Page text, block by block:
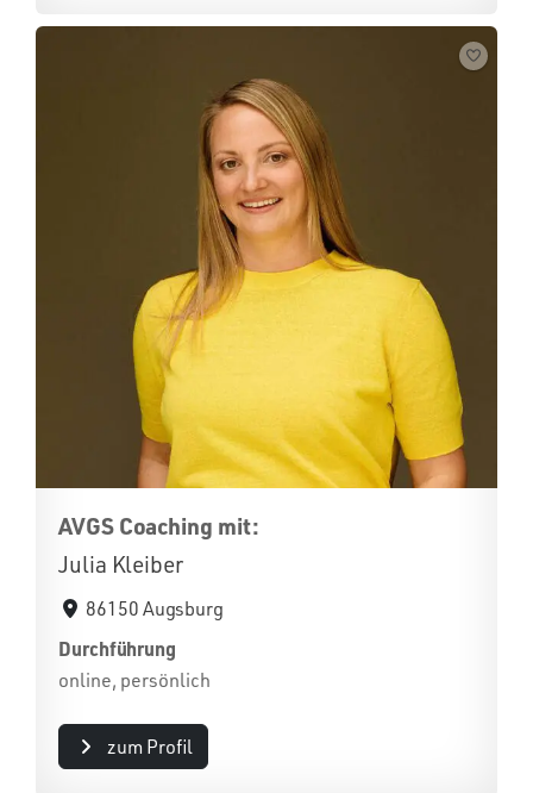
AVGS Coaching mit:
Julia Kleiber
86150 Augsburg
Durchführung
online, persönlich
zum Profil